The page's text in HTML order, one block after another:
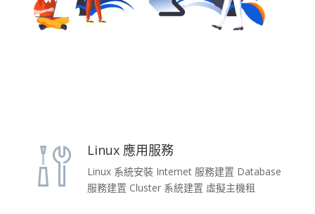
Linux 應用服務
Linux 系統安裝 Internet 服務建置 Database
服務建置 Cluster 系統建置 虛擬主機租